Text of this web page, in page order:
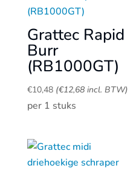
Grattec Rapid
Burr
(RB1000GT)
€10,48 (€12,68incl. BTW)
per 1 stuks